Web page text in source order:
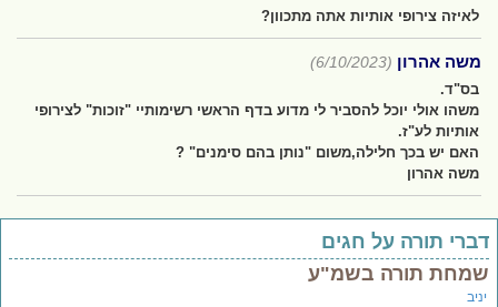
לאיזה צירופי אותיות אתה מתכוון?
משה אהרון (6/10/2023)
בס"ד.
משהו אולי יוכל להסביר לי מדוע בדף הראשי רשימותיי "זוכות" לצירופי
אותיות לע"ז.
האם יש בכך חלילה,משום "נותן בהם סימנים" ?
משה אהרון
תורה על חגים
תורה בשמ"ע